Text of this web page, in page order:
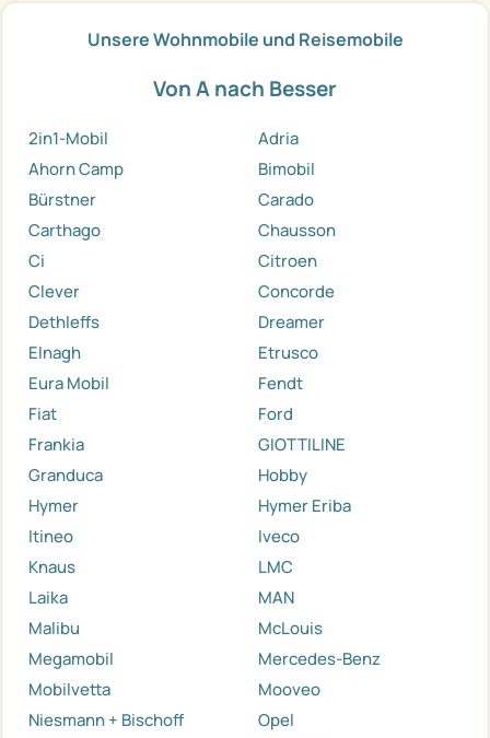
Unsere Wohnmobile und Reisemobile
Von A nach Besser
2in1-Mobil
Adria
Ahorn Camp
Bimobil
Bürstner
Carado
Carthago
Chausson
Ci
Citroen
Clever
Concorde
Dethleffs
Dreamer
Elnagh
Etrusco
Eura Mobil
Fendt
Fiat
Ford
Frankia
GIOTTILINE
Granduca
Hobby
Hymer
Hymer Eriba
Itineo
Iveco
Knaus
LMC
Laika
MAN
Malibu
McLouis
Megamobil
Mercedes-Benz
Mobilvetta
Mooveo
Niesmann + Bischoff
Opel